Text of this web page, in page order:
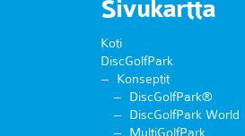
Sivukartta
Koti
DiscGolfPark
Konseptit
DiscGolfPark®
DiscGolfPark World
MultiGolfPark